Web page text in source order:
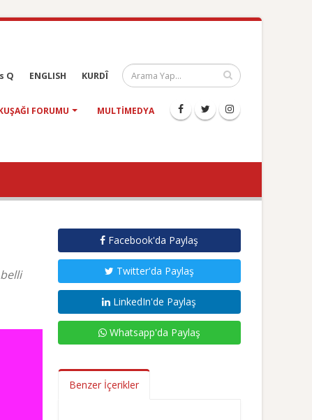
Q ENGLISH KURDÎ
FORUMU MULTIMEDYA
Facebook'da Paylaş
Twitter'da Paylaş
LinkedIn'de Paylaş
Whatsapp'da Paylaş
Benzer İçerikler